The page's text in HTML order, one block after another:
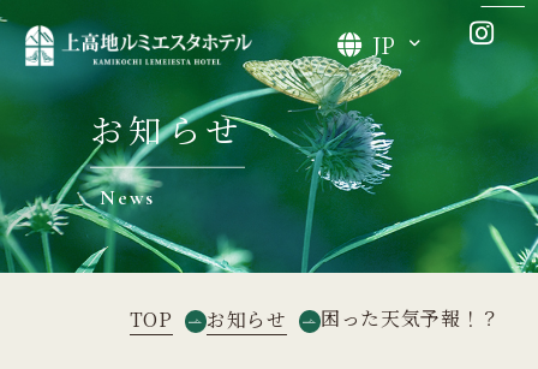
JP
お知らせ
News
TOP お知らせ 困った天気予報！？